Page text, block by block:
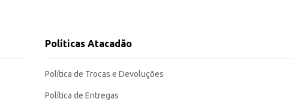
Políticas Atacadão
Política de Trocas e Devoluções
Política de Entregas